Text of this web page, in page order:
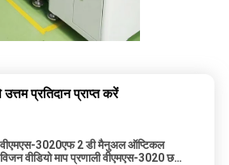
प्रतिदान प्राप्त करें
वीएमएस-3020एफ 2 डी मैनुअल ऑप्टिकल
विजन वीडियो माप प्रणाली वीएमएस-3020 छवि